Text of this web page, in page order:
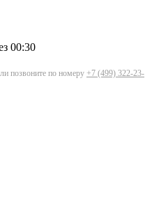
00:30
позвоните по номеру +7 (499) 322-23-